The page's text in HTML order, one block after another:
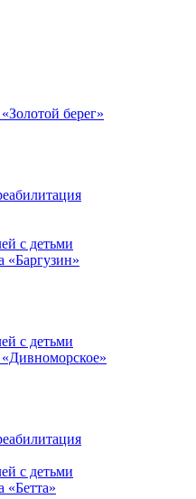
берег»
с детьми
с детьми
с детьми